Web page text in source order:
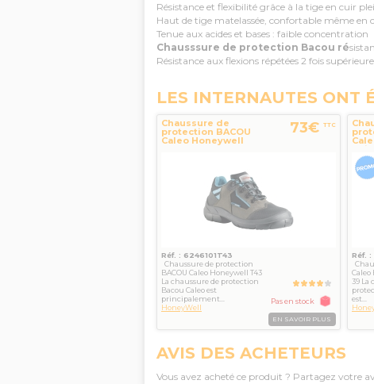
Résistance et flexibilité grâce à la tige en cuir
Haut de tige matelassée, confortable même en
Tenue aux acides et bases : faible concentration
Chausssure de protection Bacou ré
Résistance aux flexions répétées 2 fois
LES INTERNAUTES ONT
Chaussure de
protection BACOU
Caleo Honeywell
73€ TTC
Réf. : 6246101T43
Chaussure de protection
BACOU Caleo Honeywell T43
La chaussure de protection
Bacou Caleo est
principalement...
HoneyWell
Pas en stock
EN SAVOIR PLUS
Réf.
39 La
est...
AVIS DES ACHETEURS
Vous avez acheté ce produit ? Partagez votre